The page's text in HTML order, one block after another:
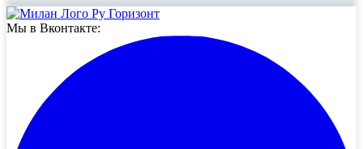
Мы в Вконтакте: